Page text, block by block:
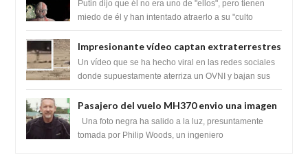
clase dominante en el mundo son los
híbridos reptiles
Putin dijo que él no era uno de "ellos", pero tienen
miedo de él y han intentado atraerlo a su "culto
Impresionante vídeo captan extraterrestres
bajando de un OVNI en Arabia Saudita
Un vídeo que se ha hecho viral en las redes sociales
donde supuestamente aterriza un OVNI y bajan sus
Pasajero del vuelo MH370 envio una imagen
y texto desde la Isla Diego Garcia
Una foto negra ha salido a la luz, presuntamente
tomada por Philip Woods, un ingeniero